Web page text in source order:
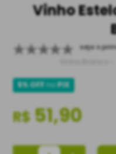
Vinho
seja o
5% OFFnoPIX
R$51,90